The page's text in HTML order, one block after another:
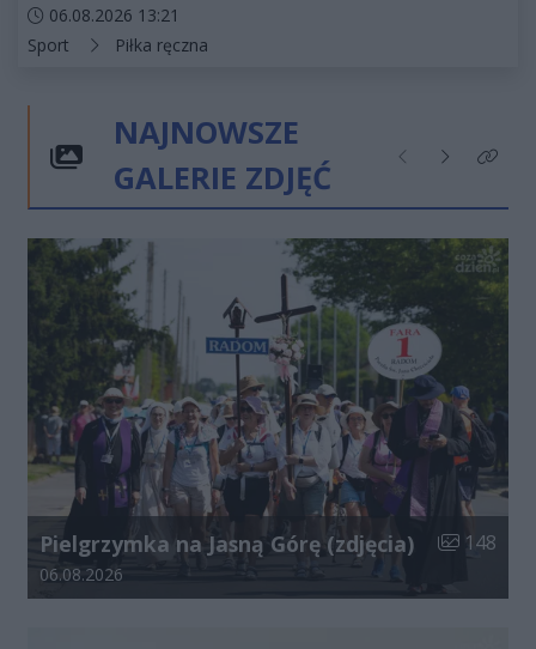
Data dodania artykułu:
06.08.2026 13:21
Kategorie artykułu:
Sport Piłka ręczna
NAJNOWSZE
GALERIE ZDJĘĆ
Poprzednie
NastępneKliknij
Pielgrzymka na Jasną Górę (zdjęcia) Liczba
148
Data dodania galerii:
06.08.2026